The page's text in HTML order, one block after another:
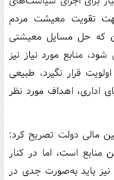
جهت تقویت معیشت مردم
که حل مسایل معیشتی
منابع مورد نیاز نیز
قرار نگیرد، طبیعی
اداری، اهداف مورد نظر
مالی دولت تصریح کرد:
است، اما در کنار
باید به‌صورت جدی در